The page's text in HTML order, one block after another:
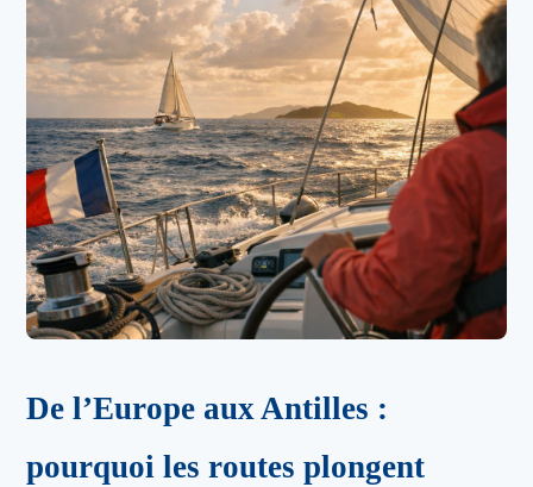
De l’Europe aux Antilles :
pourquoi les routes plongent